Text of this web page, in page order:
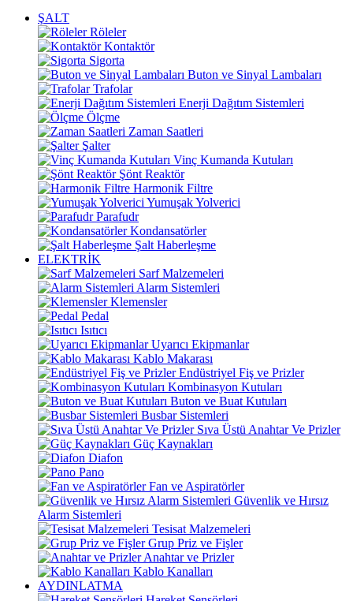
ŞALT
Röleler
Kontaktör
Sigorta
Buton ve Sinyal Lambaları
Trafolar
Enerji Dağıtım Sistemleri
Ölçme
Zaman Saatleri
Şalter
Vinç Kumanda Kutuları
Şönt Reaktör
Harmonik Filtre
Yumuşak Yolverici
Parafudr
Kondansatörler
Şalt Haberleşme
ELEKTRİK
Sarf Malzemeleri
Alarm Sistemleri
Klemensler
Pedal
Isıtıcı
Uyarıcı Ekipmanlar
Kablo Makarası
Endüstriyel Fiş ve Prizler
Kombinasyon Kutuları
Buton ve Buat Kutuları
Busbar Sistemleri
Sıva Üstü Anahtar Ve Prizler
Güç Kaynakları
Diafon
Pano
Fan ve Aspiratörler
Güvenlik ve Hırsız
Alarm Sistemleri
Tesisat Malzemeleri
Grup Priz ve Fişler
Anahtar ve Prizler
Kablo Kanalları
AYDINLATMA